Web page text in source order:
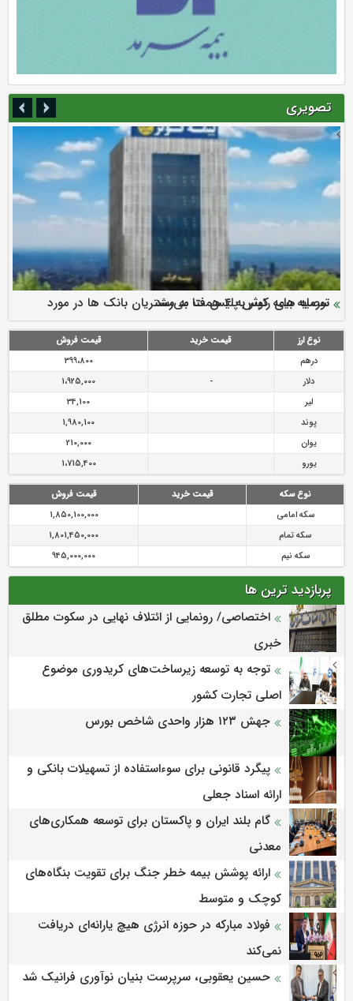
تصویری
ارزش سهام عدالت بالا رفت
سرمایه بیمه کوثر به ۴ همت می‌رسد
نود ثانیه با فولاد سنگان
تقدیر دبیرکل سندیکای بیمه گران ایران از اقدامات مدیرعامل بیمه
رازی
توصیه های رئیس پلیس فتا به مشتریان بانک ها در مورد
پیشگیری از سرقت های مجازی
نوع ارز قیمت خرید
قیمت فروش
درهم
399،800
دلار
-
1،925,000
لیر
34,100
پوند
1,980,100
یوان
210,000
یورو
1،715,400
نوع سکه قیمت خرید
قیمت فروش
سکه امامی
1,850,100,000
سکه تمام
1,801,450,000
سکه نیم
945,000,000
پربازدید ترین ها
اختصاصی/ رونمایی از ائتلاف‌ نهایی در سکوت مطلق
خبری
توجه به توسعه زیرساخت‌های کریدوری موضوع
اصلی تجارت کشور
جهش ۱۲۳ هزار واحدی شاخص بورس
پیگرد قانونی برای سوءاستفاده از تسهیلات بانکی و
ارائه اسناد جعلی
گام بلند ایران و پاکستان برای توسعه همکاری‌های
معدنی
ارائه پوشش بیمه خطر جنگ برای تقویت بنگاه‌های
کوچک و متوسط
فولاد مبارکه در حوزه انرژی هیچ یارانه‌ای دریافت
نمی‌کند
حسین یعقوبی، سرپرست بنیان نوآوری فرانیک شد